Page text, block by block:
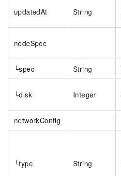
updatedAt String
nodeSpec
└spec String
└disk Integer
networkConfig
└type String